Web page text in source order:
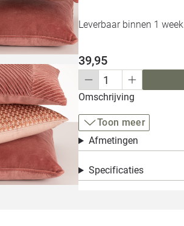
Leverbaar binnen 1 week
39,95
Omschrijving
Toon meer
Afmetingen
Specificaties